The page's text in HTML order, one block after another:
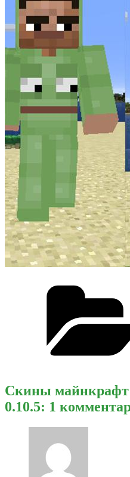
Скины майнкрафт
0.10.5: 1